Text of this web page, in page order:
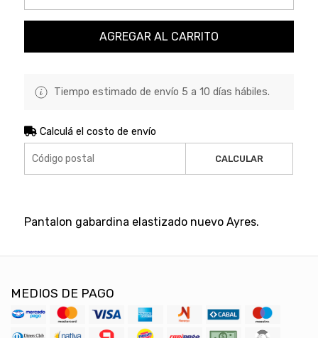
AGREGAR AL CARRITO
Tiempo estimado de envío 5 a 10 días hábiles.
Calculá el costo de envío
CALCULAR
Pantalon gabardina elastizado nuevo Ayres.
MEDIOS DE PAGO